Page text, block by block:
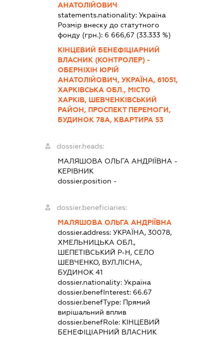
АНАТОЛІЙОВИЧ
statements.nationality: Україна
Розмір внеску до статутного
фонду (грн.): 6 666,67(33.333 %)
КІНЦЕВИЙ БЕНЕФІЦІАРНИЙ
ВЛАСНИК (КОНТРОЛЕР) -
ОБЕРНІХІН ЮРІЙ
АНАТОЛІЙОВИЧ, УКРАЇНА, 61051,
ХАРКІВСЬКА ОБЛ., МІСТО
ХАРКІВ, ШЕВЧЕНКІВСЬКИЙ
РАЙОН, ПРОСПЕКТ ПЕРЕМОГИ,
БУДИНОК 78А, КВАРТИРА 53
dossier.heads:
МАЛЯШОВА ОЛЬГА АНДРІЇВНА -
КЕРІВНИК
dossier.position -
dossier.beneficiaries:
МАЛЯШОВА ОЛЬГА АНДРІЇВНА
dossier.address: УКРАЇНА, 30078,
ХМЕЛЬНИЦЬКА ОБЛ.,
ШЕПЕТІВСЬКИЙ Р-Н, СЕЛО
ШЕВЧЕНКО, ВУЛ.ЛІСНА,
БУДИНОК 41
dossier.nationality: Україна
dossier.benefInterest: 66.67
dossier.benefType: Прямий
вирішальний вплив
dossier.benefRole: КІНЦЕВИЙ
БЕНЕФІЦІАРНИЙ ВЛАСНИК